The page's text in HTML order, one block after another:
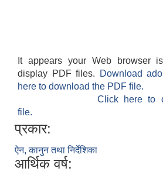
It appears your Web browser
display PDF files.
Download
here to download the PDF file.
Click here to
file.
प्रकार:
ऐन, कानुन तथा निर्देशिका
आर्थिक वर्ष: